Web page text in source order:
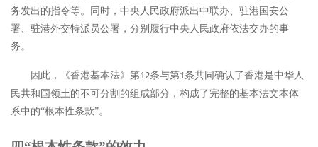
务发出的指令等。同时，中央人民政府派出中联办、驻港国安公
署、驻港外交特派员公署，分别履行中央人民政府依法交办的事
务。
因此，《香港基本法》第12条与第1条共同确认了香港是中华人
民共和国领土的不可分割的组成部分，构成了完整的基本法文本体
系中的“根本性条款”。